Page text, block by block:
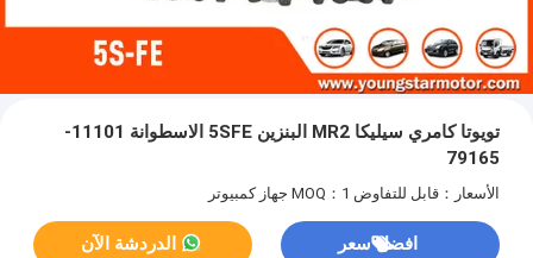
تويوتا كامري سيليكا MR2 البنزين 5SFE الاسطوانة 11101-
79165
الأسعار：قابل للتفاوض MOQ：1 جهاز كمبيوتر
افضل سعر الدردشة الآن